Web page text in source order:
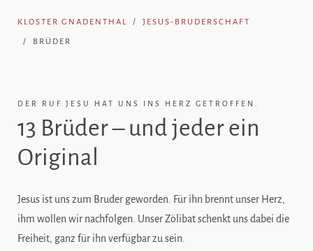
KLOSTER GNADENTHAL JESUS-BRUDERSCHAFT
BRÜDER
DER RUF JESU HAT UNS INS HERZ GETROFFEN.
13 Brüder – und jeder ein
Original
Jesus ist uns zum Bruder geworden. Für ihn brennt unser Herz,
ihm wollen wir nachfolgen. Unser Zölibat schenkt uns dabei die
Freiheit, ganz für ihn verfügbar zu sein.